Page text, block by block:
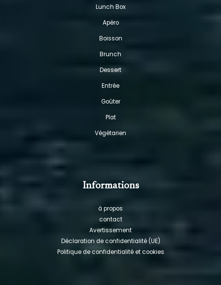
Lunch Box
Apéro
Boisson
Brunch
Dessert
Entrée
Goûter
Plat
Végétarien
Informations
à propos
contact
Avertissement
Déclaration de confidentialité (UE)
Politique de confidentialité et cookies